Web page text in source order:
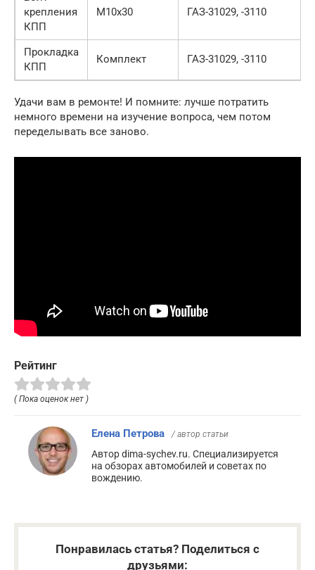
крепления
КПП
M10x30 ГАЗ-31029, -3110
Прокладка
КПП
Комплект ГАЗ-31029, -3110
Удачи вам в ремонте! И помните: лучше потратить
немного времени на изучение вопроса, чем потом
переделывать все заново.
Рейтинг
( Пока оценок нет )
Елена Петрова / автор статьи
Автор dima-sychev.ru. Специализируется
на обзорах автомобилей и советах по
вождению.
Понравилась статья? Поделиться с
друзьями: